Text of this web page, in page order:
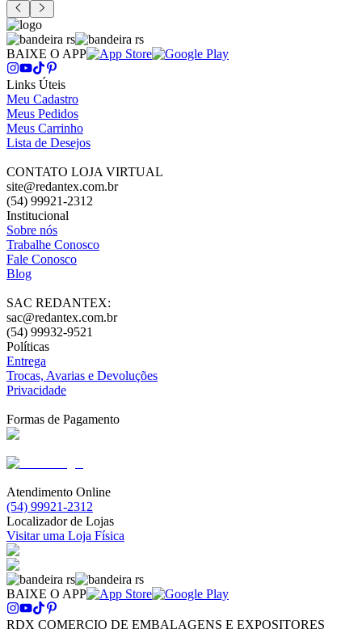
BAIXE O APP
Links Úteis
Meu Cadastro
Meus Pedidos
Meus Carrinho
Lista de Desejos
CONTATO LOJA VIRTUAL
site@redantex.com.br
(54) 99921-2312
Institucional
Sobre nós
Trabalhe Conosco
Fale Conosco
Blog
SAC REDANTEX:
sac@redantex.com.br
(54) 99932-9521
Políticas
Entrega
Trocas, Avarias e Devoluções
Privacidade
Formas de Pagamento
Atendimento Online
(54) 99921-2312
Localizador de Lojas
Visitar uma Loja Física
BAIXE O APP
RDX COMERCIO DE EMBALAGENS E EXPOSITORES